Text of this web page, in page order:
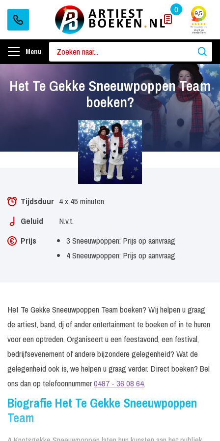
0
Menu
Het Te Gekke Sneeuwpoppen Team
boeken?
Tijdsduur 4 x 45 minuten
Geluid
N.v.t.
Prijs
3 Sneeuwpoppen: Prijs op aanvraag
4 Sneeuwpoppen: Prijs op aanvraag
Het Te Gekke Sneeuwpoppen Team boeken? Wij helpen u graag
de artiest, band, dj of ander entertainment te boeken of in te huren
voor een optreden. Organiseert u een feestavond, een festival,
bedrijfsevenement of andere bijzondere gelegenheid? Wat de
gelegenheid ook is, we helpen u graag verder. Direct boeken? Bel
ons dan op telefoonnummer0497 - 36 08 64.
Biografie Het Te Gekke Sneeuwpoppen
Team